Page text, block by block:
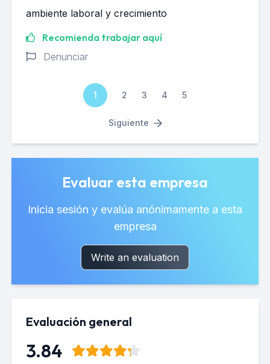
ambiente laboral y crecimiento
Recomienda trabajar aquí
Denunciar
1 2 3 4 5
Siguiente
Evaluar esta empresa
Inicia sesión y evalúa anónimamente a esta
empresa
Write an evaluation
Evaluación general
3.84